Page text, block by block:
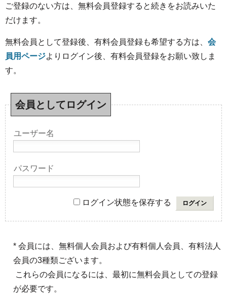
ご登録のない方は、無料会員登録すると続きをお読みいた
だけます。
無料会員として登録後、有料会員登録も希望する方は、 会
員用ページよりログイン後、有料会員登録をお願い致しま
す。
会員としてログイン
ユーザー名
パスワード
ログイン状態を保存する
* 会員には、無料個人会員および有料個人会員、有料法人
会員の3種類ございます。
これらの会員になるには、最初に無料会員としての登録
が必要です。